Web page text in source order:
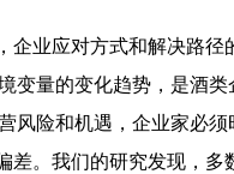
业应对方式和解决路
量的变化趋势，是酒
险和机遇，企业家必
。我们的研究发现，